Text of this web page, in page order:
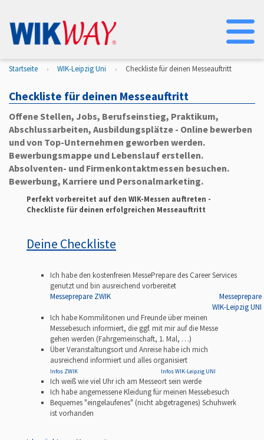
Startseite WIK-Leipzig Uni Checkliste für deinen Messeauftritt
Checkliste für deinen Messeauftritt
Offene Stellen, Jobs, Berufseinstieg, Praktikum,
Abschlussarbeiten, Ausbildungsplätze - Online bewerben
und von Top-Unternehmen geworben werden.
Bewerbungsmappe und Lebenslauf erstellen.
Absolventen- und Firmenkontaktmessen besuchen.
Bewerbung, Karriere und Personalmarketing.
Perfekt vorbereitet auf den WIK-Messen auftreten -
Checkliste für deinen erfolgreichen Messeauftritt
Deine Checkliste
Ich habe den kostenfreien MessePrepare des Career Services
genutzt und bin ausreichend vorbereitet
Messeprepare ZWIK
Messeprepare
WIK-Leipzig UNI
Ich habe Kommilitonen und Freunde über meinen
Messebesuch informiert, die ggf. mit mir auf die Messe
gehen werden (Fahrgemeinschaft, 1. Mal, …)
Über Veranstaltungsort und Anreise habe ich mich
ausreichend informiert und alles organisiert
Infos ZWIK Infos WIK-Leipzig UNI
Ich weiß wie viel Uhr ich am Messeort sein werde
Ich habe angemessene Kleidung für meinen Messebesuch
Bequemes "eingelaufenes" (nicht abgetragenes) Schuhwerk
ist vorhanden